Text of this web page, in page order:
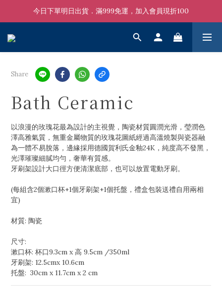
今日下單明日出貨．滿999免運，加入會員現折100
Share
Bath Ceramic
以浪漫的玫瑰花最為設計的主視覺，陶瓷材質圓潤光滑，瑩潤色
澤高雅氣質，無重金屬物質的玫瑰花圖紙經過高溫燒製與瓷器融
為一體不易脫落，邊緣採用德國賀利氏金釉24K，純度高不發黑，
光澤璀璨細膩均勻，奢華有質感。
牙刷架設計大口徑方便清潔底部，也可以放置電動牙刷。
(每組含2個漱口杯+1個牙刷架+1個托盤，禮盒包裝送禮自用兩相
宜)
材質: 陶瓷
尺寸:
漱口杯: 杯口9.3cm x 高 9.5cm /350ml
牙刷架: 12.5cmx 10.6cm
托盤:  30cm x 11.7cm x 2 cm